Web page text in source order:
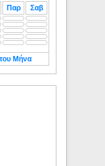
Παρ Σαβ
Μήνα